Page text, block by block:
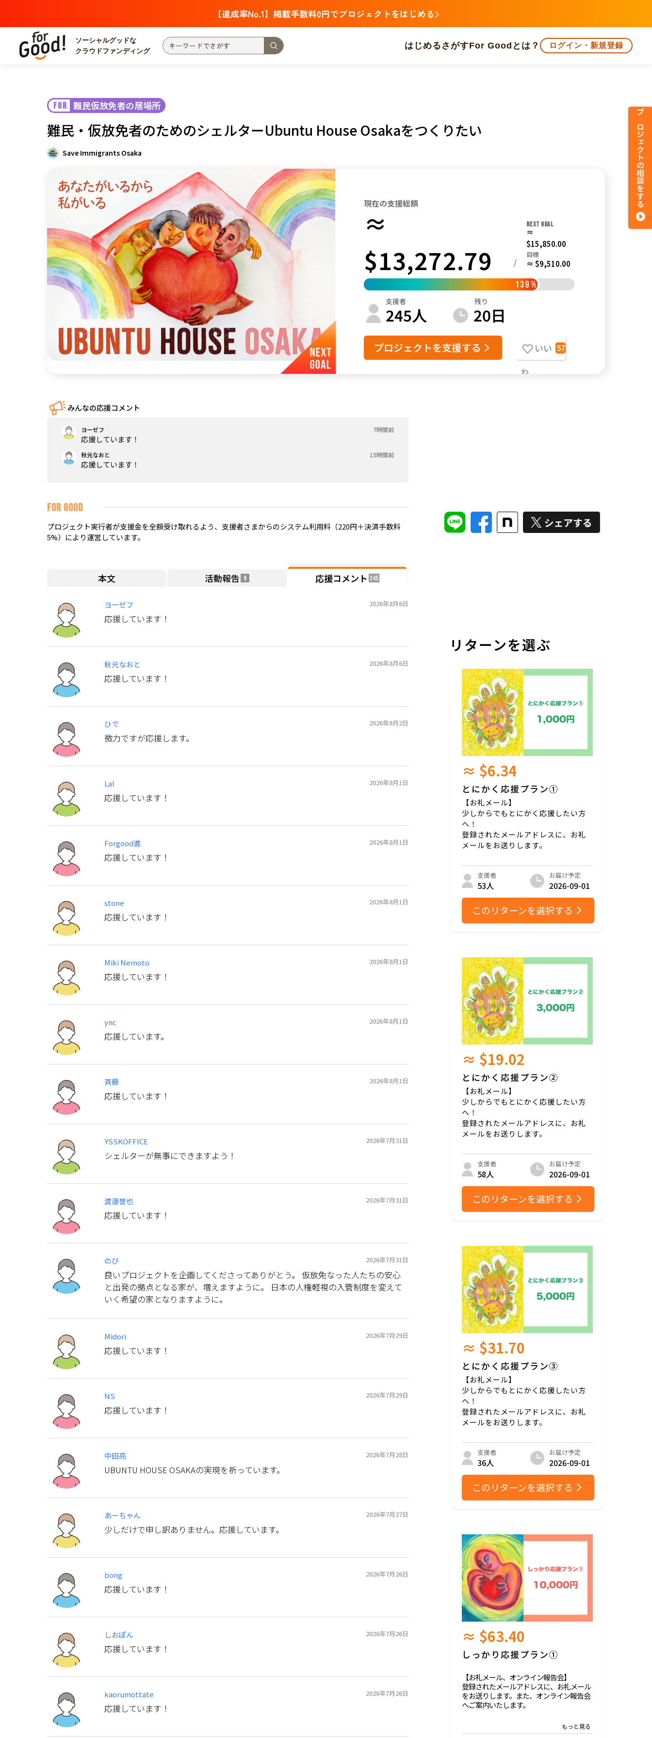
【達成率No.1】掲載手数料0円でプロジェクトをはじめる
ソーシャルグッドな
クラウドファンディング
はじめる さがすFor Goodとは？ ログイン・新規登録
カテゴリーからさがす 国際協力
災害
社会貢献
地域からさがす
群馬 埼玉 千葉
中部 新潟 富山 石川 福井 山梨
近畿 三重 滋賀 京都 大阪 兵庫
中国 鳥取 島根 岡山
四国 徳島 香川 愛媛 高知
九州・沖縄 福岡 鹿児島 沖縄
FOR 難民仮放免者の居場所
難民・仮放免者のためのシェルターUbuntu House Osakaをつくりたい
Save Immigrants Osaka
現在の支援総額
≈
$13,272.79
/
NEXT GOAL
≈
$15,850.00
目標
≈ $9,510.00
139%
支援者
245人
残り
20日
プロジェクトを支援する
いい
ね
57
みんなの応援コメント
ヨーゼフ 7時間前
応援しています！
秋元なおと 15時間前
応援しています！
FOR GOOD
プロジェクト実行者が支援金を全額受け取れるよう、支援者さまからのシステム利用料（220円＋決済手数料
5%）により運営しています。
プロジェクトの相談をする
本文 活動報告 9 応援コメント 245
ヨーゼフ 2026年8月6日
応援しています！
秋元なおと 2026年8月6日
応援しています！
ひで 2026年8月2日
微力ですが応援します。
Lal 2026年8月1日
応援しています！
Forgood進 2026年8月1日
応援しています！
stone 2026年8月1日
応援しています！
Miki Nemoto 2026年8月1日
応援しています！
ync 2026年8月1日
応援しています。
斉藤 2026年8月1日
応援しています！
YSSKOFFICE 2026年7月31日
シェルターが無事にできますよう！
渡邉誉也 2026年7月31日
応援しています！
のび 2026年7月31日
良いプロジェクトを企画してくださってありがとう。 仮放免なった人たちの安心
と出発の拠点となる家が、増えますように。 日本の人権軽視の入管制度を変えて
いく希望の家となりますように。
Midori 2026年7月29日
応援しています！
NS 2026年7月29日
応援しています！
中田亮 2026年7月28日
UBUNTU HOUSE OSAKAの実現を祈っています。
あーちゃん 2026年7月27日
少しだけで申し訳ありません。応援しています。
bong 2026年7月26日
応援しています！
しおぽん 2026年7月26日
応援しています！
kaorumottate 2026年7月26日
応援しています！
リターンを選ぶ
≈ $6.34
とにかく応援プラン①
【お礼メール】
少しからでもとにかく応援したい方
へ！
登録されたメールアドレスに、お礼
メールをお送りします。
支援者
53人
お届け予定
2026-09-01
このリターンを選択する
≈ $19.02
とにかく応援プラン②
【お礼メール】
少しからでもとにかく応援したい方
へ！
登録されたメールアドレスに、お礼
メールをお送りします。
支援者
58人
お届け予定
2026-09-01
このリターンを選択する
≈ $31.70
とにかく応援プラン③
【お礼メール】
少しからでもとにかく応援したい方
へ！
登録されたメールアドレスに、お礼
メールをお送りします。
支援者
36人
お届け予定
2026-09-01
このリターンを選択する
≈ $63.40
しっかり応援プラン①
【お礼メール、オンライン報告会】
登録されたメールアドレスに、お礼メール
をお送りします。また、オンライン報告会
へご案内いたします。
※オンライン報告会の日程・詳細は、クラ
ファン終了後に登録されたメールアドレス